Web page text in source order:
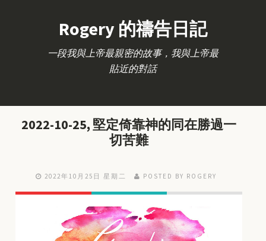
Rogery 的禱告日記
一段我與上帝最親密的故事，我與上帝最
貼近的對話
2022-10-25, 堅定倚靠神的同在勝過一
切苦難
2022年10月25日 星期二 POSTED BY ROGERY